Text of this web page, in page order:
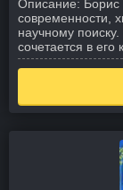
Описание: Борис
современности,
научному
сочетается в его